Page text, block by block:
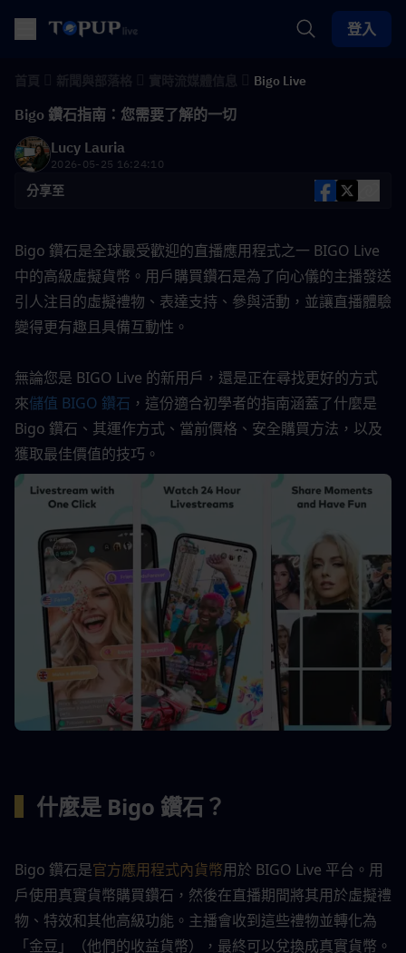
登入
Bigo Live
Bigo 鑽石指南：您需要了解的一切
Lucy Lauria
2026-05-25 16:24:10
分享至
Bigo 鑽石是全球最受歡迎的直播應用程式之一 BIGO Live
中的高級虛擬貨幣。用戶購買鑽石是為了向心儀的主播發送
引人注目的虛擬禮物、表達支持、參與活動，並讓直播體驗
變得更有趣且具備互動性。
無論您是 BIGO Live 的新用戶，還是正在尋找更好的方式
來儲值 BIGO 鑽石 ，這份適合初學者的指南涵蓋了什麼是
Bigo 鑽石、其運作方式、當前價格、安全購買方法，以及
獲取最佳價值的技巧。
什麼是 Bigo 鑽石？
Bigo 鑽石是官方應用程式內貨幣用於 BIGO Live 平台。用
戶使用真實貨幣購買鑽石，然後在直播期間將其用於虛擬禮
物、特效和其他高級功能。主播會收到這些禮物並轉化為
「金豆」（他們的收益貨幣），最終可以兌換成真實貨幣。